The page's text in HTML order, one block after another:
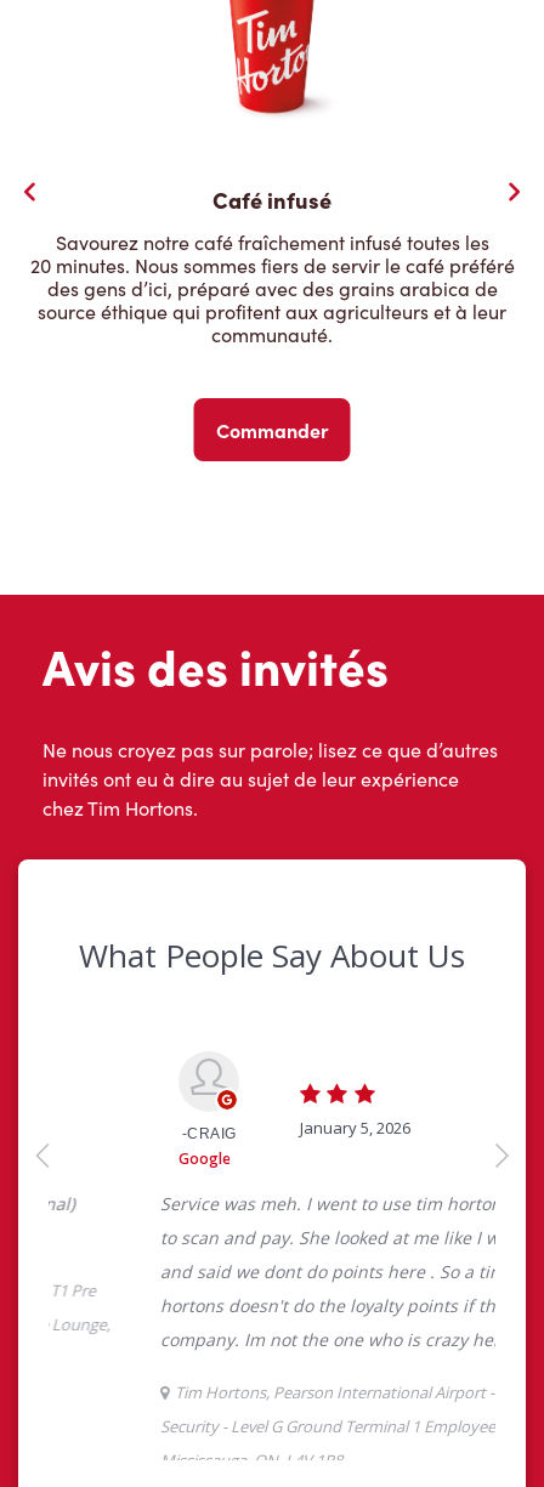
Café infusé
Savourez notre café fraîchement infusé toutes les
20 minutes. Nous sommes fiers de servir le café préféré
des gens d’ici, préparé avec des grains arabica de
source éthique qui profitent aux agriculteurs et à leur
communauté.
Commander
Avis des invités
Ne nous croyez pas sur parole; lisez ce que d’autres
invités ont eu à dire au sujet de leur expérience
chez Tim Hortons.